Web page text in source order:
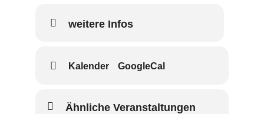
weitere Infos
Kalender GoogleCal
Ähnliche Veranstaltungen